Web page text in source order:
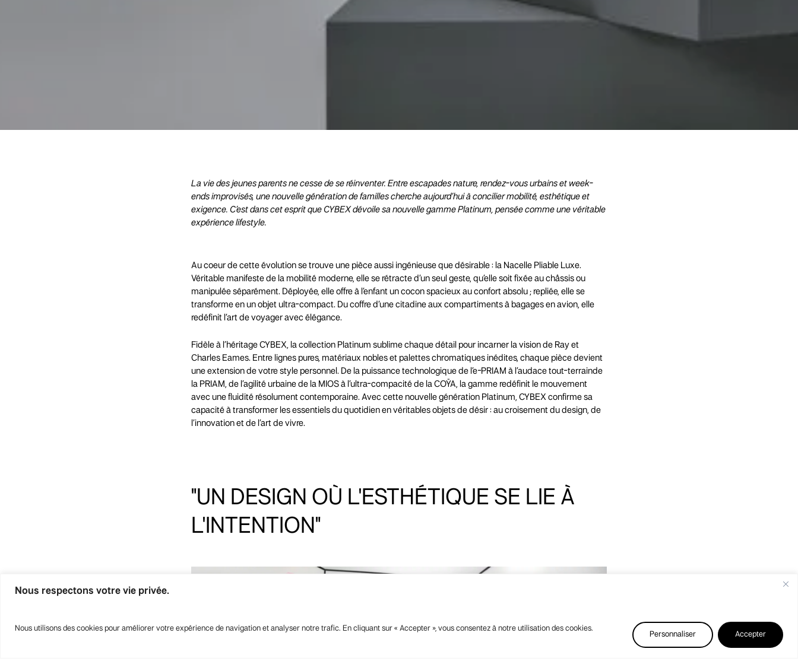
Nous respectons votre vie privée.
Nous utilisons des cookies pour améliorer votre expérience de navigation et analyser notre trafic. En cliquant sur « Accepter », vous consentez à notre utilisation des cookies.
Personnaliser
Accepter
La vie des jeunes parents ne cesse de se réinventer. Entre escapades nature, rendez-vous urbains et week-
ends improvisés, une nouvelle génération de familles cherche aujourd’hui à concilier mobilité, esthétique et
exigence. C’est dans cet esprit que CYBEX dévoile sa nouvelle gamme Platinum, pensée comme une véritable
expérience lifestyle.
Au coeur de cette évolution se trouve une pièce aussi ingénieuse que désirable : la Nacelle Pliable Luxe.
Véritable manifeste de la mobilité moderne, elle se rétracte d’un seul geste, qu’elle soit fixée au châssis ou
manipulée séparément. Déployée, elle offre à l’enfant un cocon spacieux au confort absolu ; repliée, elle se
transforme en un objet ultra-compact. Du coffre d’une citadine aux compartiments à bagages en avion, elle
redéfinit l’art de voyager avec élégance.
Fidèle à l’héritage CYBEX, la collection Platinum sublime chaque détail pour incarner la vision de Ray et
Charles Eames. Entre lignes pures, matériaux nobles et palettes chromatiques inédites, chaque pièce devient
une extension de votre style personnel. De la puissance technologique de l’e-PRIAM à l’audace tout-terrainde
la PRIAM, de l’agilité urbaine de la MIOS à l’ultra-compacité de la COŸA, la gamme redéfinit le mouvement
avec une fluidité résolument contemporaine. Avec cette nouvelle génération Platinum, CYBEX confirme sa
capacité à transformer les essentiels du quotidien en véritables objets de désir : au croisement du design, de
l’innovation et de l’art de vivre.
"UN DESIGN OÙ L'ESTHÉTIQUE SE LIE À
L'INTENTION"
Share